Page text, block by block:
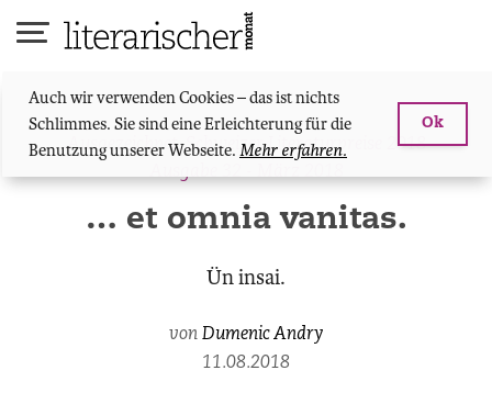
Auch wir verwenden Cookies – das ist nichts
Schlimmes. Sie sind eine Erleichterung für die
Benutzung unserer Webseite. Mehr erfahren.
Ok
Ausgezeichnet,Schweizer Literaturpreise 2018
… et omnia vanitas.
Ün insai.
von Dumenic Andry
11.08.2018